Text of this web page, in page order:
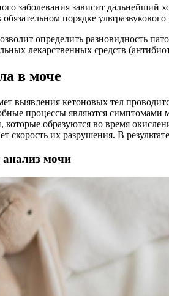
заболевания зависит
порядке
определить разновидность
лекарственных средств
в моче
выявления кетоновых тел
процессы являются симптомами
которые образуются во время
скорость их разрушения. В
анализ мочи